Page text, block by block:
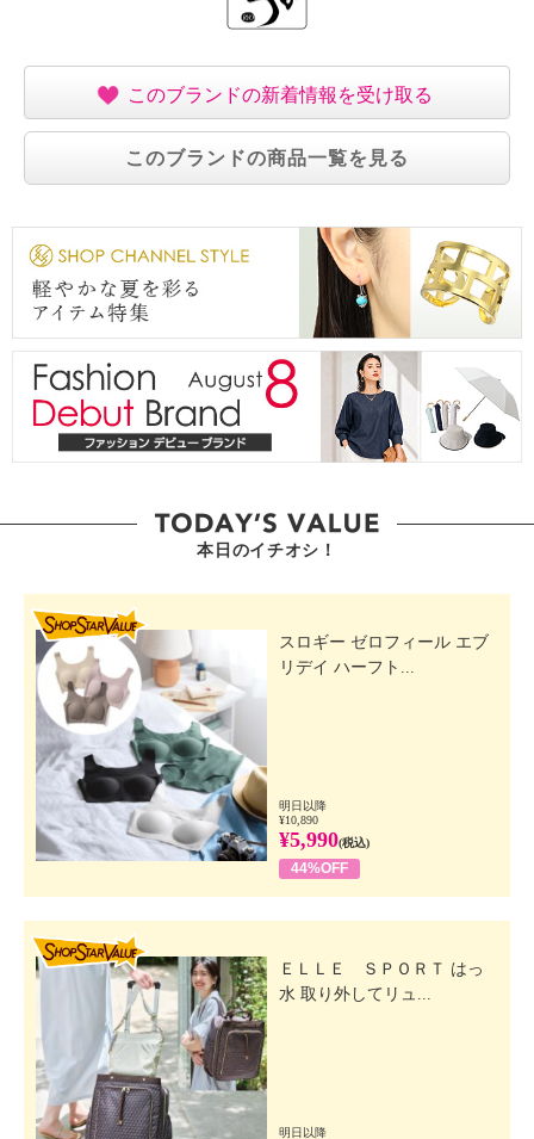
このブランドの新着情報を受け取る
このブランドの商品一覧を見る
本日のイチオシ！
スロギー ゼロフィール エブ
リデイ ハーフト...
明日以降
¥10,890
¥5,990(税込)
44%OFF
ＥＬＬＥ ＳＰＯＲＴ はっ
水 取り外してリュ...
明日以降